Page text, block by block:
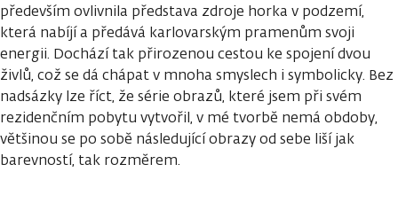
především ovlivnila představa zdroje horka v podzemí,
která nabíjí a předává karlovarským pramenům svoji
energii. Dochází tak přirozenou cestou ke spojení dvou
živlů, což se dá chápat v mnoha smyslech i symbolicky. Bez
nadsázky lze říct, že série obrazů, které jsem při svém
rezidenčním pobytu vytvořil, v mé tvorbě nemá obdoby,
většinou se po sobě následující obrazy od sebe liší jak
barevností, tak rozměrem.